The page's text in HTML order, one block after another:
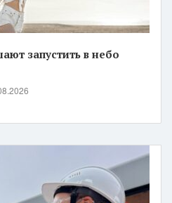
запустить в небо